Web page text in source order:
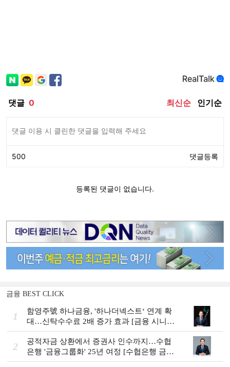
금융 BEST CLICK
1
함영주號 하나금융, '하나더넥스트‘ 연계 확
대…신탁수수료 2배 증가 효과 [금융 시니어
비즈니스 돋보기]
2
공적자금 상환에서 증권사 인수까지…수협
은행 '금융그룹화' 25년 여정 [수협은행 금융
그룹의 꿈①]